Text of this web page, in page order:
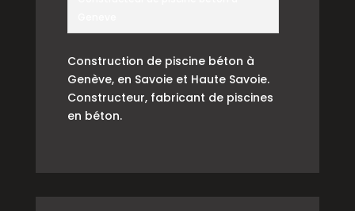
Construction de piscine béton à
Genève, en Savoie et Haute Savoie.
Constructeur, fabricant de piscines
en béton.